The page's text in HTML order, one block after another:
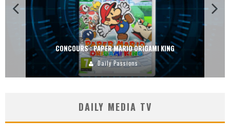
CONCOURS : PAPER MARIO ORIGAMI KING
Daily Passions
DAILY MEDIA TV